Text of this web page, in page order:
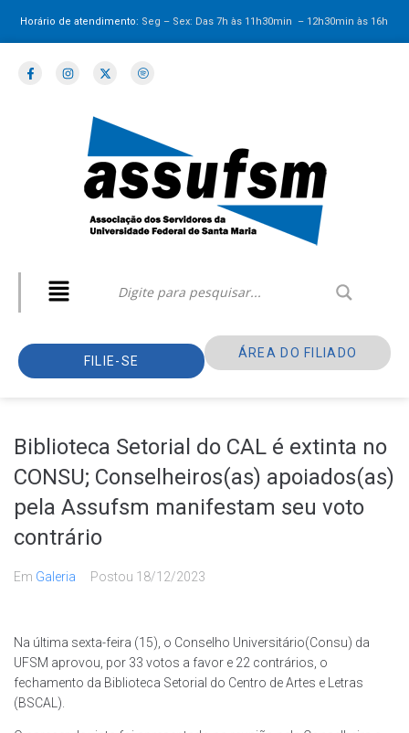
Horário de atendimento: Seg – Sex: Das 7h às 11h30min – 12h30minàs 16h
FILIE-SE
ÁREA DO FILIADO
Biblioteca Setorial do CAL é extinta no
CONSU; Conselheiros(as) apoiados(as)
pela Assufsm manifestam seu voto
contrário
Em Galeria Postou 18/12/2023
Na última sexta-feira (15), o Conselho Universitário(Consu) da
UFSM aprovou, por 33 votos a favor e 22 contrários, o
fechamento da Biblioteca Setorial do Centro de Artes e Letras
(BSCAL).